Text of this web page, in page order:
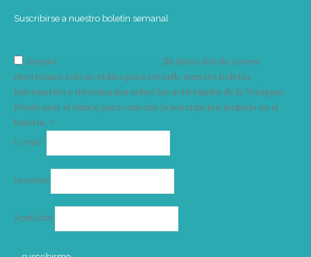
Suscribirse a nuestro boletín semanal
Acepto
Su dirección de correo
electrónico solo se utiliza para enviarle nuestro boletín
informativo e información sobre las actividades de la Vorágine.
Puede usar el enlace para cancelar la suscripción incluido en el
boletín. >
E-mail*
Nombre
Apellidos